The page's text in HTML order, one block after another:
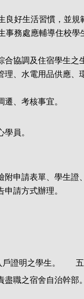
好生活習慣，並
事務處應輔導住校
協調及住宿學生之
、水電用品供應、
、考核事宜。
員。
申請表單、學生
請方式辦理。
證明之學生。 五
職之宿舍自治幹部。